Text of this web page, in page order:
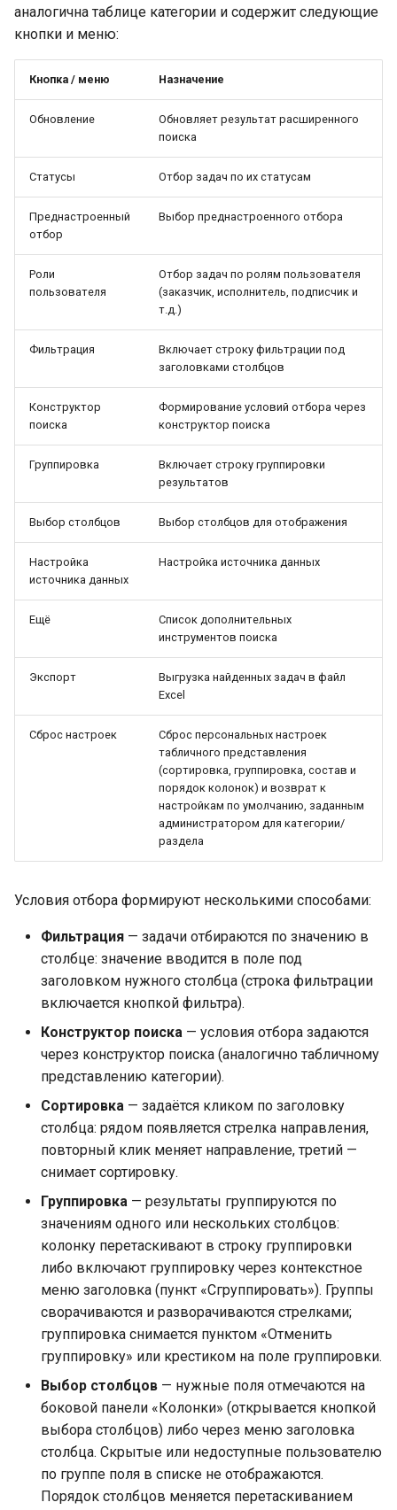
аналогична таблице категории и содержит следующие
кнопки и меню:
Кнопка / меню Назначение
Обновление
Обновляет результат расширенного
поиска
Статусы Отбор задач по их статусам
Преднастроенный
отбор
Выбор преднастроенного отбора
Роли
пользователя
Отбор задач по ролям пользователя
(заказчик, исполнитель, подписчик и
т.д.)
Фильтрация
Включает строку фильтрации под
заголовками столбцов
Конструктор
поиска
Формирование условий отбора через
конструктор поиска
Группировка
Включает строку группировки
результатов
Выбор столбцов Выбор столбцов для отображения
Настройка
источника данных
Настройка источника данных
Ещё
Список дополнительных
инструментов поиска
Экспорт
Выгрузка найденных задач в файл
Excel
Сброс настроек
Сброс персональных настроек
табличного представления
(сортировка, группировка, состав и
порядок колонок) и возврат к
настройкам по умолчанию, заданным
администратором для категории/
раздела
Условия отбора формируют несколькими способами:
Фильтрация — задачи отбираются по значению в
столбце: значение вводится в поле под
заголовком нужного столбца (строка фильтрации
включается кнопкой фильтра).
Конструктор поиска — условия отбора задаются
через конструктор поиска (аналогично табличному
представлению категории).
Сортировка — задаётся кликом по заголовку
столбца: рядом появляется стрелка направления,
повторный клик меняет направление, третий —
снимает сортировку.
Группировка — результаты группируются по
значениям одного или нескольких столбцов:
колонку перетаскивают в строку группировки
либо включают группировку через контекстное
меню заголовка (пункт «Сгруппировать»). Группы
сворачиваются и разворачиваются стрелками;
группировка снимается пунктом «Отменить
группировку» или крестиком на поле группировки.
Выбор столбцов — нужные поля отмечаются на
боковой панели «Колонки» (открывается кнопкой
выбора столбцов) либо через меню заголовка
столбца. Скрытые или недоступные пользователю
по группе поля в списке не отображаются.
Порядок столбцов меняется перетаскиванием